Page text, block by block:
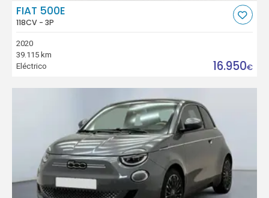
FIAT 500E
118CV - 3P
2020
39.115 km
Eléctrico
16.950€